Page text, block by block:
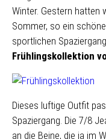
Winter. Gestern hatten
Sommer, so ein
sportlichen
Frühlingskollektion
Dieses luftige Outfit
Spaziergang. Die 7/8
an die Beine, die ja im